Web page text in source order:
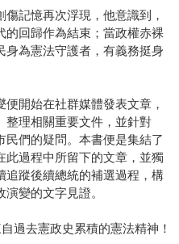
記憶再次浮現，他意識到，
的回歸作為結束；當政權赤裸
身為憲法守護者，有義務挺身
開始在社群媒體發表文章，
整理相關重要文件，並針對
民們的疑問。本書便是集結了
此過程中所留下的文章，並獨
追蹤後續總統的補選過程，構
變的文字見證。
過去憲政史累積的憲法精神！